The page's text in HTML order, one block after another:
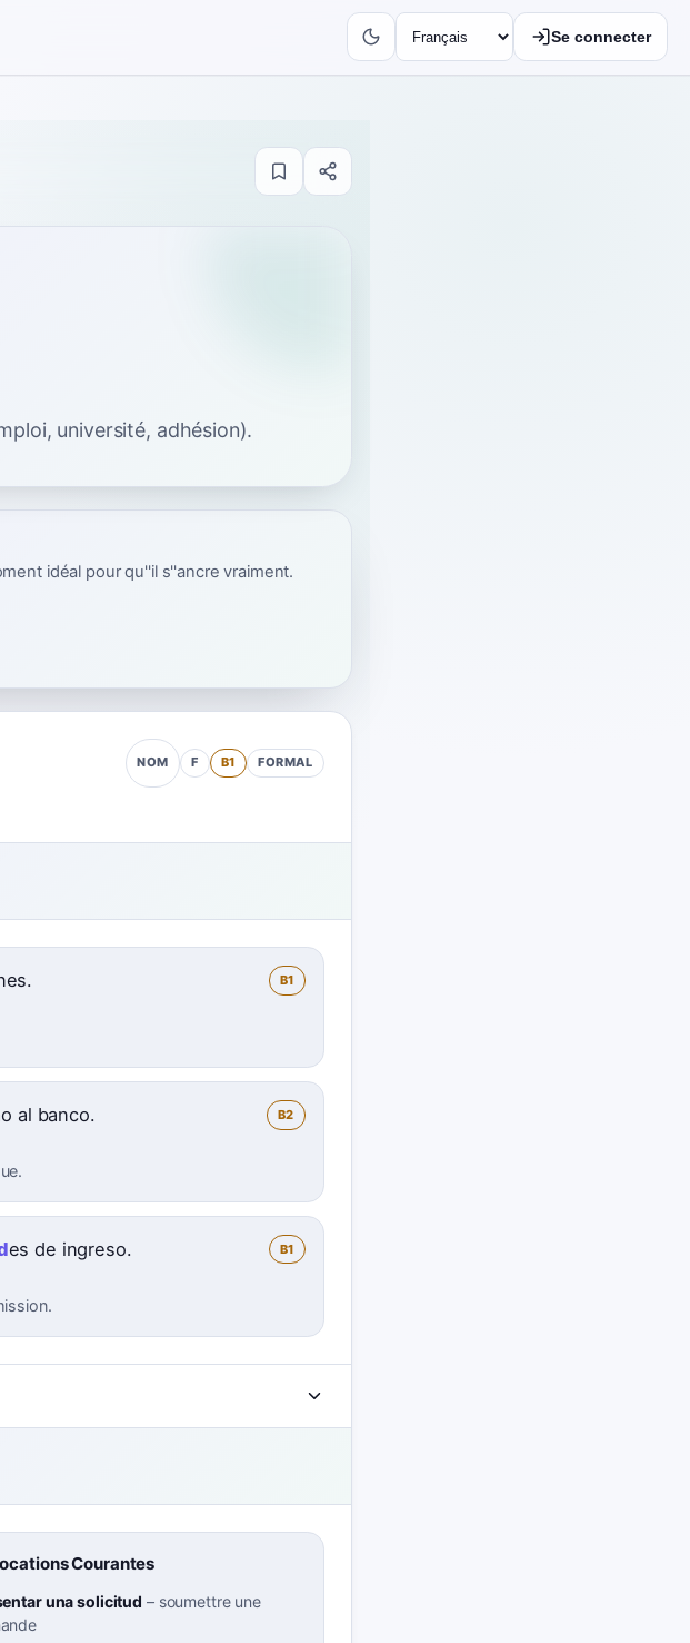
Se connecter
université, adhésion).
idéal pour qu''il s''ancre vraiment.
NOM F B1 FORMAL
B1
al banco. B2
es de ingreso. B1
Courantes
una solicitud – soumettre une